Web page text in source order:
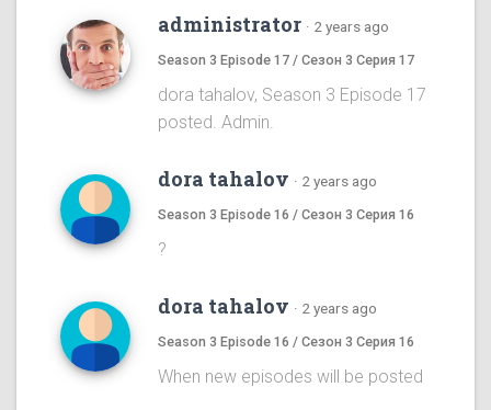
administrator · 2 years ago
Season 3 Episode 17 / Сезон 3 Серия 17
dora tahalov, Season 3 Episode 17
posted. Admin.
dora tahalov · 2 years ago
Season 3 Episode 16 / Сезон 3 Серия 16
?
dora tahalov · 2 years ago
Season 3 Episode 16 / Сезон 3 Серия 16
When new episodes will be posted